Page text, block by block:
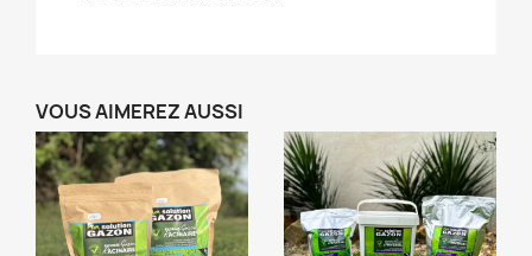
VOUS AIMEREZ AUSSI